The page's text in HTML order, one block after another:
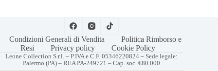
Condizioni Generali di Vendita
Politica Rimborso e
Resi
Privacy policy Cookie Policy
Leone Collection S.r.l. – P.IVA e C.F. 05346220824 – Sede legale:
Palermo (PA) – REA PA-249721 – Cap. soc. €80.000